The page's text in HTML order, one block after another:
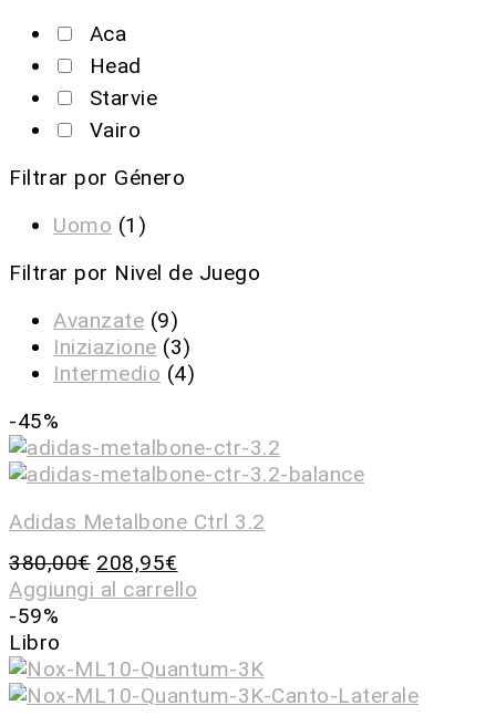
Aca
Head
Starvie
Vairo
Filtrar por Género
Uomo (1)
Filtrar por Nivel de Juego
Avanzate (9)
Iniziazione (3)
Intermedio (4)
-45%
Adidas Metalbone Ctrl 3.2
380,00€ 208,95€
Aggiungi al carrello
-59%
Libro